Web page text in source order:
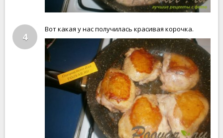
4
Вот какая у нас получилась красивая корочка.